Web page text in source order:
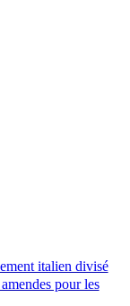
italien divisé
pour les